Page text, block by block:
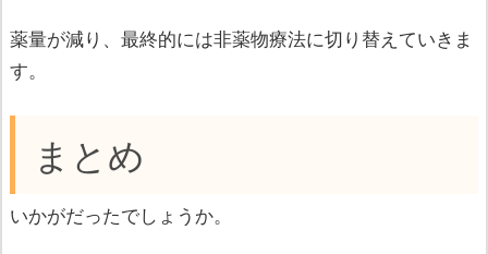
薬量が減り、最終的には非薬物療法に切り替えていきま
す。
まとめ
いかがだったでしょうか。